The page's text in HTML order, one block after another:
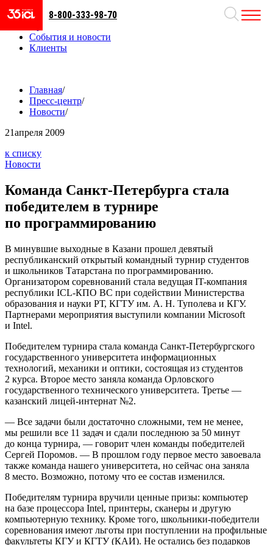
Направления
События и новости
Клиенты
8-800-333-98-70
Главная/
Пресс-центр/
Новости/
21апреля 2009
к списку
Новости
Команда Санкт-Петербурга стала
победителем в турнире
по программированию
В минувшие выходные в Казани прошел девятый
республиканский открытый командный турнир студентов
и школьников Татарстана по программированию.
Организатором соревнований стала ведущая IT-компания
республики ICL-КПО ВС при содействии Министерства
образования и науки РТ, КГТУ им. А. Н. Туполева и КГУ.
Партнерами мероприятия выступили компании Microsoft
и Intel.
Победителем турнира стала команда Санкт-Петербургского
государственного университета информационных
технологий, механики и оптики, состоящая из студентов
2 курса. Второе место заняла команда Орловского
государственного технического университета. Третье —
казанский лицей-интернат №2.
— Все задачи были достаточно сложными, тем не менее,
мы решили все 11 задач и сдали последнюю за 50 минут
до конца турнира, — говорит член команды победителей
Сергей Поромов. — В прошлом году первое место завоевала
также команда нашего университета, но сейчас она заняла
8 место. Возможно, потому что ее состав изменился.
Победителям турнира вручили ценные призы: компьютер
на базе процессора Intel, принтеры, сканеры и другую
компьютерную технику. Кроме того, школьники-победители
соревнования имеют льготы при поступлении на профильные
факультеты КГУ и КГТУ (КАИ). Не остались без подарков